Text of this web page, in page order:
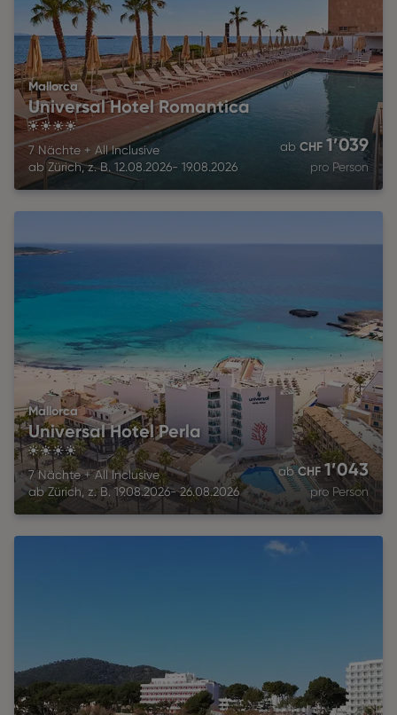
Mallorca
Universal Hotel Romantica
4
7 Nächte + All Inclusive
ab Zürich, z. B. 12.08.2026- 19.08.2026
ab CHF 1’039
pro Person
Mallorca
Universal Hotel Perla
4
7 Nächte+All Inclusive
ab Zürich, z. B. 19.08.2026- 26.08.2026
ab CHF 1’043
pro Person